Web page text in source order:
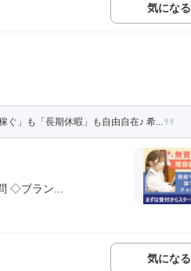
気になる
ぐ」も「長期休暇」も自由自在♪ 希...
◇ブラン...
気になる